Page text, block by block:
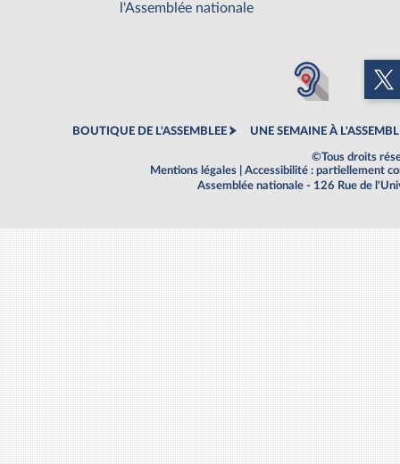
l'Assemblée nationale
BOUTIQUE DE L'ASSEMBLEE UNE SEMAINE À
©Tous droits
Mentions légales
Accessibilité : partiellement
Assemblée nationale - 126 Rue de